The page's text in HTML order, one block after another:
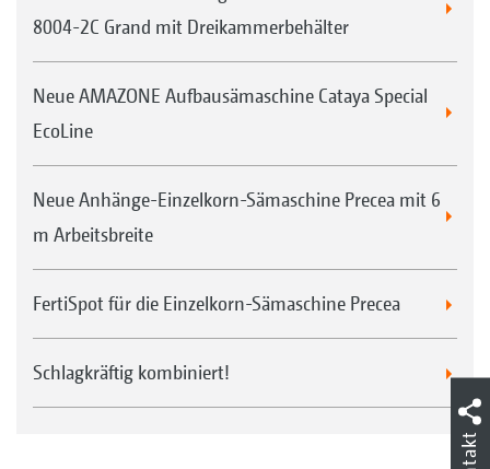
Precea 6000-2FCC mit 9 Reihen geklappt für den
Precea 6000-2AFCC mit Kreiselgrubber KG 6002-2 und
FTender 2200
Wechselbare Heckeinheit –
Vereinzelungsaggregate oder Säschare
8004-2C Grand mit Dreikammerbehälter
Neue AMAZONE Aufbausämaschine Cataya Special
EcoLine
Neue Anhänge-Einzelkorn-Sämaschine Precea mit 6
m Arbeitsbreite
FertiSpot für die Einzelkorn-Sämaschine Precea
Schlagkräftig kombiniert!